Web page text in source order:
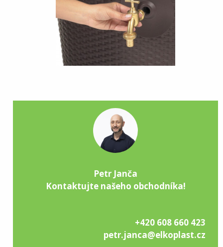
Petr Janča
Kontaktujte našeho obchodníka!
+420 608 660 423
petr.janca@elkoplast.cz